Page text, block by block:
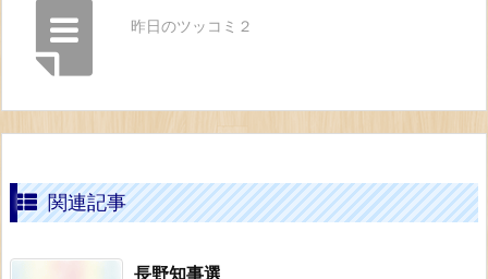
昨日のツッコミ２
関連記事
長野知事選